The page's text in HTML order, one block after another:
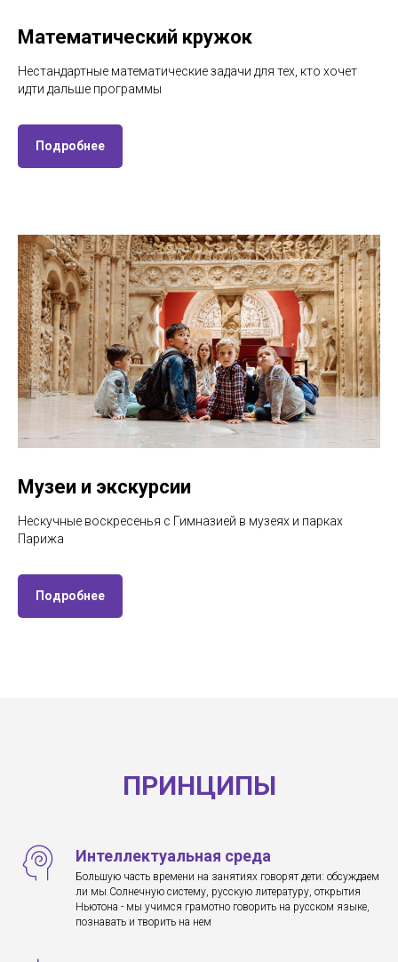
Математический кружок
Нестандартные математические задачи для тех, кто хочет
идти дальше программы
Подробнее
Музеи и экскурсии
Нескучные воскресенья с Гимназией в музеях и парках
Парижа
Подробнее
ПРИНЦИПЫ
Интеллектуальная среда
Большую часть времени на занятиях говорят дети: обсуждаем
ли мы Солнечную систему, русскую литературу, открытия
Ньютона - мы учимся грамотно говорить на русском языке,
познавать и творить на нем